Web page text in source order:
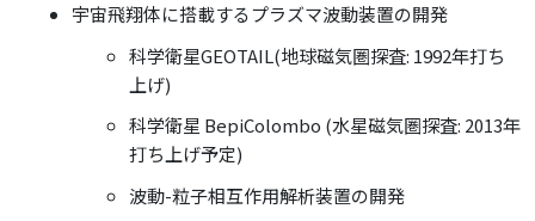
宇宙飛翔体に搭載するプラズマ波動装置の開発
科学衛星GEOTAIL(地球磁気圏探査: 1992年打ち
上げ)
科学衛星 BepiColombo (水星磁気圏探査: 2013年
打ち上げ予定)
波動-粒子相互作用解析装置の開発